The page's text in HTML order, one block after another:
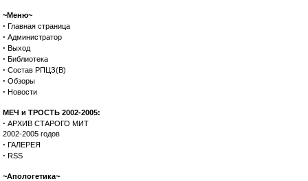
~Меню~
· Главная страница
· Администратор
· Выход
· Библиотека
· Состав РПЦЗ(В)
· Обзоры
· Новости
МЕЧ и ТРОСТЬ 2002-2005:
· АРХИВ СТАРОГО МИТ
2002-2005 годов
· ГАЛЕРЕЯ
· RSS
~Апологетика~